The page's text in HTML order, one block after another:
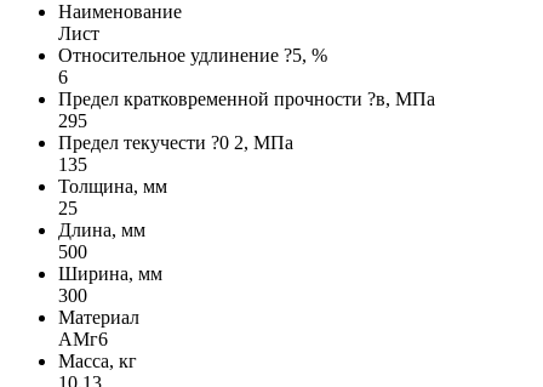
Наименование
Лист
Относительное удлинение ?5, %
6
Предел кратковременной прочности ?в, МПа
295
Предел текучести ?0 2, МПа
135
Толщина, мм
25
Длина, мм
500
Ширина, мм
300
Материал
АМг6
Масса, кг